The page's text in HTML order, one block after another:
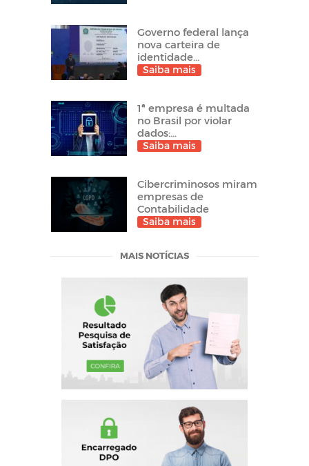
Governo federal lança
nova carteira de
identidade...
Saiba mais
1ª empresa é multada
no Brasil por violar
dados:...
Saiba mais
Cibercriminosos miram
empresas de
Contabilidade
Saiba mais
MAIS NOTÍCIAS